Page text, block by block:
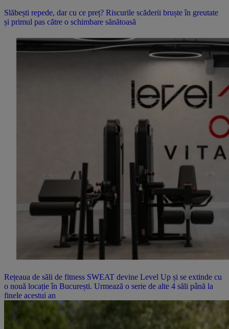
Slăbești repede, dar cu ce preț? Riscurile scăderii bruște în greutate
și primul pas către o schimbare sănătoasă
Rețeaua de săli de fitness SWEAT devine Level Up și se extinde cu
o nouă locație în București. Urmează o serie de alte 4 săli până la
finele acestui an